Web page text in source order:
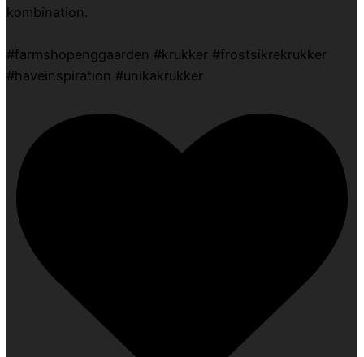
kombination.
#farmshopenggaarden #krukker #frostsikrekrukker
#haveinspiration #unikakrukker